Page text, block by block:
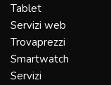
Tablet
Servizi web
Trovaprezzi
Smartwatch
Servizi